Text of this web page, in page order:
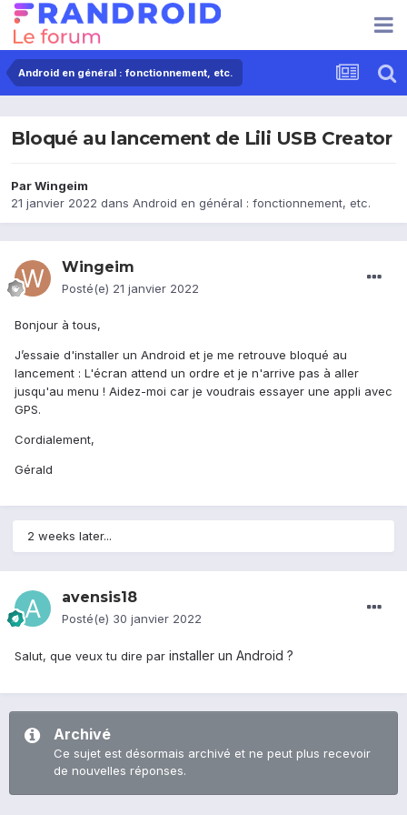
Android en général : fonctionnement, etc.
Bloqué au lancement de Lili USB Creator
ParWingeim
21 janvier 2022 dans Android en général : fonctionnement, etc.
Wingeim
Posté(e) 21 janvier 2022
Bonjour à tous,
J’essaie d'installer un Android et je me retrouve bloqué au
lancement : L'écran attend un ordre et je n'arrive pas à aller
jusqu'au menu ! Aidez-moi car je voudrais essayer une appli avec
GPS.
Cordialement,
Gérald
2 weeks later...
avensis18
Posté(e) 30 janvier 2022
Salut, que veux tu dire par installer un Android ?
Archivé
Ce sujet est désormais archivé et ne peut plus recevoir
de nouvelles réponses.